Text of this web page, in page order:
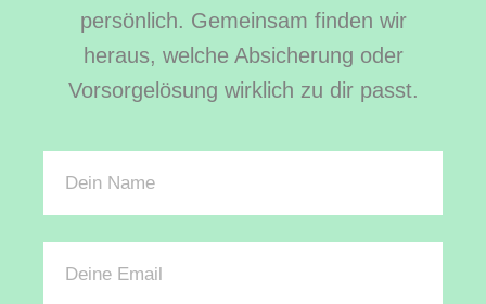
persönlich. Gemeinsam finden wir
heraus, welche Absicherung oder
Vorsorgelösung wirklich zu dir passt.